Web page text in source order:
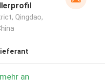
Qingdao,
an